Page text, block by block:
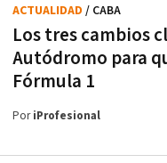
Los tres cambios
Autódromo para
Fórmula 1
ACTUALIDAD / CABA
PoriProfesional